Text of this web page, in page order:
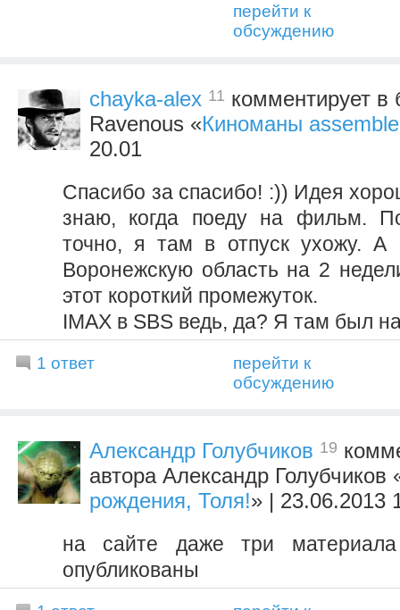
перейти к
обсуждению
chayka-alex 11 комментирует в
Ravenous «Киноманы
20.01
Спасибо за спасибо! :)) Идея
знаю, когда поеду на фильм.
точно, я там в отпуск ухожу. А
Воронежскую область на 2
этот короткий промежуток.
IMAX в SBS ведь, да? Я там был
1 ответ
перейти к
обсуждению
Александр Голубчиков 19
автора Александр Голубчиков
рождения, Толя!» | 23.06.2013
на сайте даже три
опубликованы